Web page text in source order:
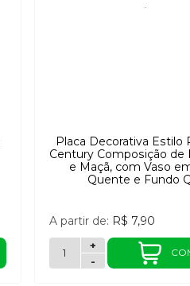
Placa Decorativa Estilo
Century Composição de
e Maçã, com Vaso
Quente e Fundo
A partir de: R$ 7,90
-
+